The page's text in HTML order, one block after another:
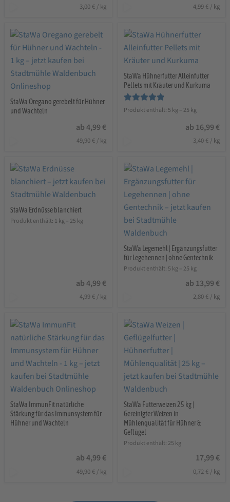
3,00 € / kg 4,99 €/ kg
StaWa Oregano gerebelt für Hühner
und Wachteln
ab4,99 €
49,90 € / kg
StaWa Hühnerfutter Alleinfutter
Pellets mit Kräuter und Kurkuma
Bewertet mit
Produkt enthält: 5 kg– 25 kg
ab 16,99 €
3,40 €/ kg
StaWa Erdnüsse blanchiert
Produkt enthält: 1 kg – 25 kg
ab4,99 €
4,99 € / kg
StaWa Legemehl | Ergänzungsfutter
für Legehennen | ohne Gentechnik
Produkt enthält: 5 kg– 25 kg
ab 13,99 €
2,80 €/ kg
StaWa ImmunFit natürliche
Stärkung für das Immunsystem für
Hühner und Wachteln
ab4,99 €
49,90 € / kg
StaWa Futterweizen 25 kg |
Gereinigter Weizen in
Mühlenqualität für Hühner &
Geflügel
Produkt enthält: 25 kg
17,99 €
0,72 €/ kg